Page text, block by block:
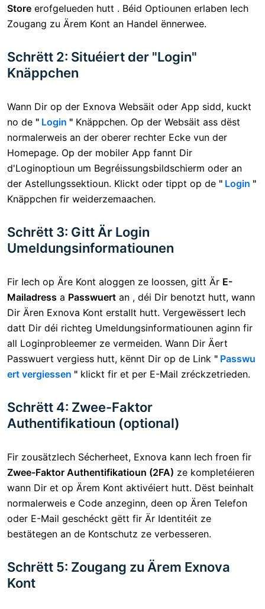
Store erofgelueden hutt . Béid Optiounen erlaben Iech
Zougang zu Ärem Kont an Handel ënnerwee.
Schrëtt 2: Situéiert der "Login"
Knäppchen
Wann Dir op der Exnova Websäit oder App sidd, kuckt
no de " Login " Knäppchen. Op der Websäit ass dëst
normalerweis an der oberer rechter Ecke vun der
Homepage. Op der mobiler App fannt Dir
d'Loginoptioun um Begréissungsbildschierm oder an
der Astellungssektioun. Klickt oder tippt op de " Login "
Knäppchen fir weiderzemaachen.
Schrëtt 3: Gitt Är Login
Umeldungsinformatiounen
Fir Iech op Äre Kont aloggen ze loossen, gitt Är E-
Mailadress a Passwuert an , déi Dir benotzt hutt, wann
Dir Ären Exnova Kont erstallt hutt. Vergewëssert Iech
datt Dir déi richteg Umeldungsinformatiounen aginn fir
all Loginprobleemer ze vermeiden. Wann Dir Äert
Passwuert vergiess hutt, kënnt Dir op de Link " Passwu
ert vergiessen " klickt fir et per E-Mail zréckzetrieden.
Schrëtt 4: Zwee-Faktor
Authentifikatioun (optional)
Fir zousätzlech Sécherheet, Exnova kann Iech froen fir
Zwee-Faktor Authentifikatioun (2FA) ze kompletéieren
wann Dir et op Ärem Kont aktivéiert hutt. Dëst beinhalt
normalerweis e Code anzeginn, deen op Ären Telefon
oder E-Mail geschéckt gëtt fir Är Identitéit ze
bestätegen an de Kontschutz ze verbesseren.
Schrëtt 5: Zougang zu Ärem Exnova
Kont